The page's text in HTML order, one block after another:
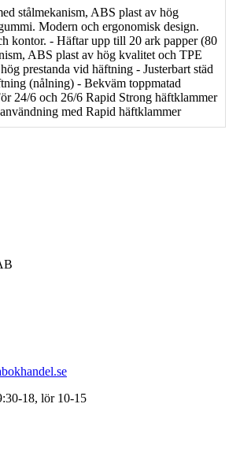
stålmekanism, ABS plast av hög
Modern och ergonomisk design.
kontor. - Häftar upp till 20 ark papper (80
ABS plast av hög kvalitet och TPE
prestanda vid häftning - Justerbart städ
(nålning) - Bekväm toppmatad
24/6 och 26/6 Rapid Strong häftklammer
med Rapid häftklammer
18, lör 10-15